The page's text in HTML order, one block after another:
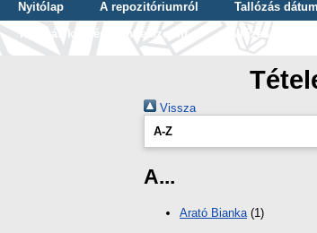
Nyitólap A repozitóriumról Tallózás
Tallózás képzés szintje szerint
Tallózás
Vissza
A-Z
A...
Arató Bianka(1)